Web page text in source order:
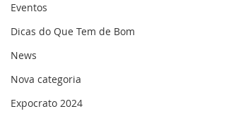
Eventos
Dicas do Que Tem de Bom
News
Nova categoria
Expocrato 2024